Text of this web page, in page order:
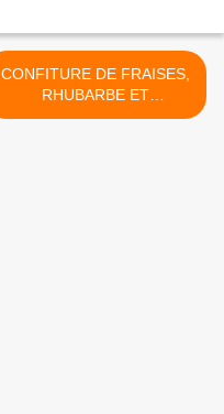
CONFITURE DE FRAISES,
RHUBARBE ET
GINGEMBRE >